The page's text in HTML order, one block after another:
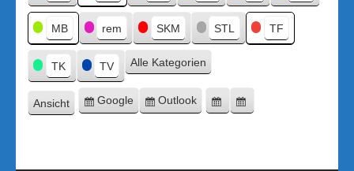
MB rem SKM STL TF
TK TV Alle Kategorien
Ansicht ausdrucken
Eintragen
Google
Eintragen
Outlook
Google-